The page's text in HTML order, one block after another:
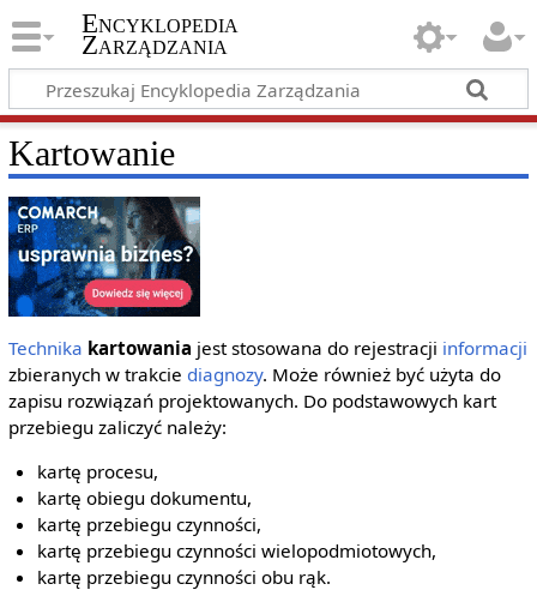
Encyklopedia
Zarządzania
Kartowanie
Technika kartowania jest stosowana do rejestracji informacji
zbieranych w trakcie diagnozy. Może również być użyta do
zapisu rozwiązań projektowanych. Do podstawowych kart
przebiegu zaliczyć należy:
kartę procesu,
kartę obiegu dokumentu,
kartę przebiegu czynności,
kartę przebiegu czynności wielopodmiotowych,
kartę przebiegu czynności obu rąk.